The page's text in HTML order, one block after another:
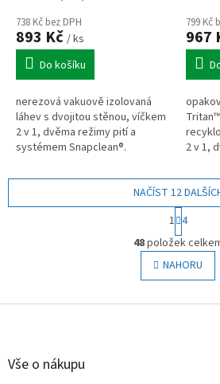
738 Kč bez DPH
893 Kč / ks
Do košíku
nerezová vakuově izolovaná
láhev s dvojitou stěnou, víčkem
2 v 1, dvěma režimy pití a
systémem Snapclean®.
určená pro kompaktní a
799 Kč
967
2 v 1,
Objem
O
v
l
á
a
NAČÍST 12
S
t
r
á
n
k
v
1 4
48položek
NAHORU
Z
Vše o nákupu